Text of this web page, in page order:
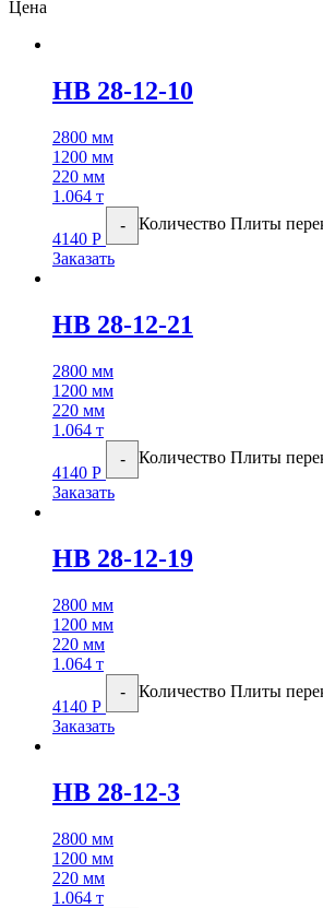
Цена
НВ 28-12-10
2800 мм
1200 мм
220 мм
1.064 т
4140 Р
-
Количество Плиты
Заказать
НВ 28-12-21
2800 мм
1200 мм
220 мм
1.064 т
4140 Р
-
Количество Плиты
Заказать
НВ 28-12-19
2800 мм
1200 мм
220 мм
1.064 т
4140 Р
-
Количество Плиты
Заказать
НВ 28-12-3
2800 мм
1200 мм
220 мм
1.064 т